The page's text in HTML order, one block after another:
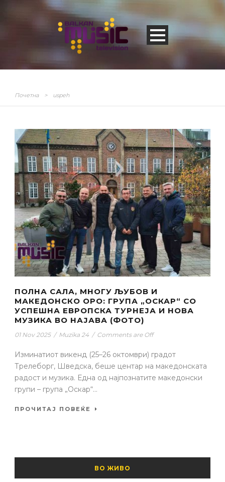
Почетна > uspeh
ПОЛНА САЛА, МНОГУ ЉУБОВ И
МАКЕДОНСКО ОРО: ГРУПА „ОСКАР“ СО
УСПЕШНА ЕВРОПСКА ТУРНЕЈА И НОВА
МУЗИКА ВО НАЈАВА (ФОТО)
01 Nov 2025 / Muzika 24 / Comments are Off
Изминатиот викенд (25–26 октомври) градот
Трелеборг, Шведска, беше центар на македонската
радост и музика. Една од најпознатите македонски
групи – група „Оскар“...
ПРОЧИТАЈ ПОВЕЌЕ
ВО ЖИВО